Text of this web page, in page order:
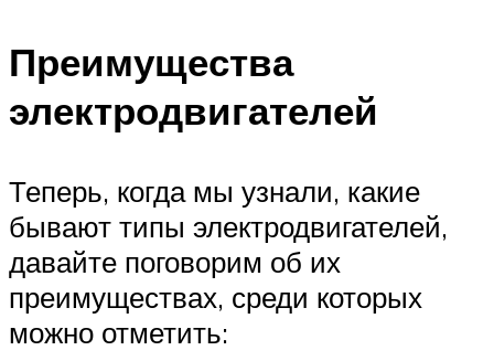
Преимущества
электродвигателей
Теперь, когда мы узнали, какие
бывают типы электродвигателей,
давайте поговорим об их
преимуществах, среди которых
можно отметить: